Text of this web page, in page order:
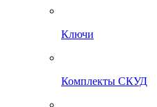
Ключи
Комплекты СКУД